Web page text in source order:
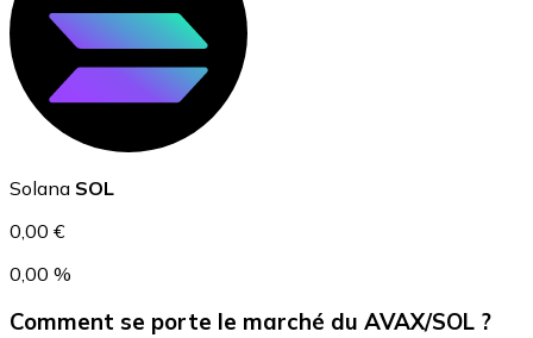
USD Coin
USDC
Solana SOL
0,00 €
0,00 %
Comment se porte le marché du AVAX/SOL ?